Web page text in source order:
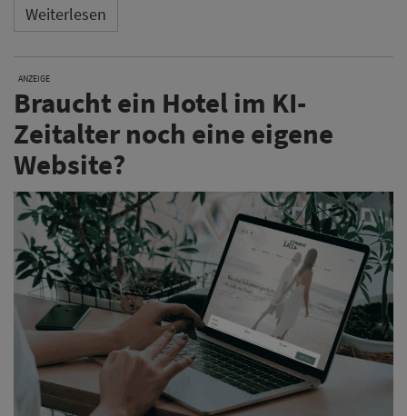
Weiterlesen
ANZEIGE
Braucht ein Hotel im KI-
Zeitalter noch eine eigene
Website?